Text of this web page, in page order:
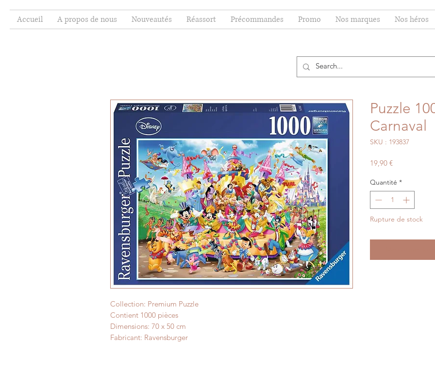
Accueil A propos de nous Nouveautés Réassort Précommandes Promo Nos marques Nos héros
Collection: Premium Puzzle
Contient 1000 pièces
Dimensions: 70 x 50 cm
Fabricant: Ravensburger
Puzzle
Carnaval
SKU : 193837
19,90 €Prix
Quantité *
Rupture de stock